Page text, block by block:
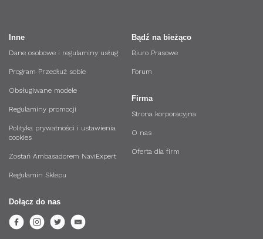
Bądź na bieżąco
Biuro Prasowe
Forum
Firma
Strona korporacyjna
O nas
Oferta dla firm
Inne
Dane osobowe i regulaminy usług
Program Przedłuż sobie
Obsługiwane modele
Regulaminy promocji
Polityka prywatności i ustawienia
cookies
Zostań Ambasadorem NaviExpert
Regulamin Sklepu
Dołącz do nas